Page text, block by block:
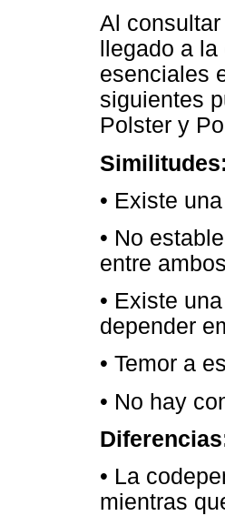
Al
llegado a
esenciales
siguientes
Polster y
Similitudes:
• Existe
• No
entre
• Existe
depender
• Temor a
• No hay
• La
mientras